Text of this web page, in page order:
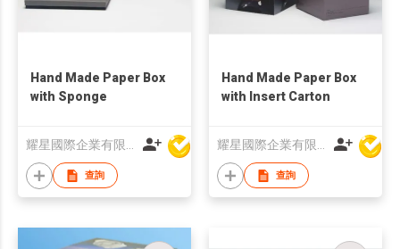
Hand Made Paper Box
with Sponge
耀星國際企業有限公司
查詢
Hand Made Paper Box
with Insert Carton
耀星國際企業有限公司
查詢